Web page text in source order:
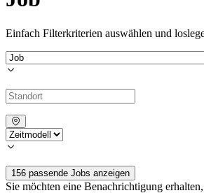
Einfach Filterkriterien auswählen und
156 passende Jobs anzeigen
Sie möchten eine Benachrichtigung